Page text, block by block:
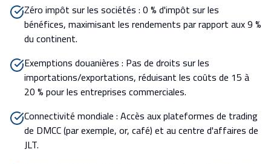
Zéro impôt sur les sociétés : 0 % d'impôt sur les
bénéfices, maximisant les rendements par rapport aux 9 %
du continent.
Exemptions douanières : Pas de droits sur les
importations/exportations, réduisant les coûts de 15 à
20 % pour les entreprises commerciales.
Connectivité mondiale : Accès aux plateformes de trading
de DMCC (par exemple, or, café) et au centre d'affaires de
JLT.